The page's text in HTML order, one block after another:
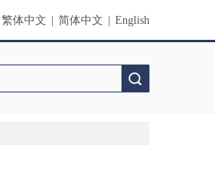
繁体中文 简体中文 English